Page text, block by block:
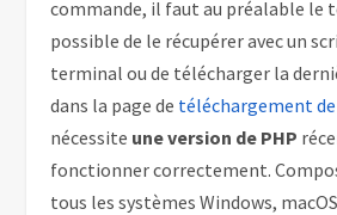
commande, il faut au préalable le
possible de le récupérer avec un
terminal ou de télécharger la
dans la page de téléchargement
nécessite une version de PHP
fonctionner correctement.
tous les systèmes Windows,